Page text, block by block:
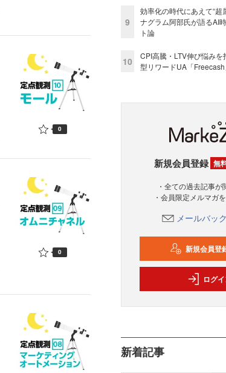
0
0
9
効率化の時代にあえて“
ナグラム阿部氏が語るAI
ト論
10
CPI高騰・LTV伸び悩み
型リワードUA「
新規会員登録 無
・全ての過去記事
・会員限定メルマガ
メールバッ
新規会員登
ログ
新着記事